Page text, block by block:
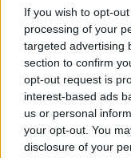
If you wish to opt-
processing of your
targeted advertising
section to confirm
opt-out request is
interest-based ads
us or personal
your opt-out. You
disclosure of your
Eastwooddal,
Carsonnal
Reynolds
Smokey és a
amelyért
valamint a
akciófilm is.